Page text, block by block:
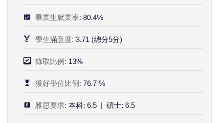
畢業生就業率: 80.4%
學生滿意度: 3.71 (總分5分)
錄取比例: 13%
獲好學位比例: 76.7 %
雅思要求: 本科: 6.5 | 碩士: 6.5